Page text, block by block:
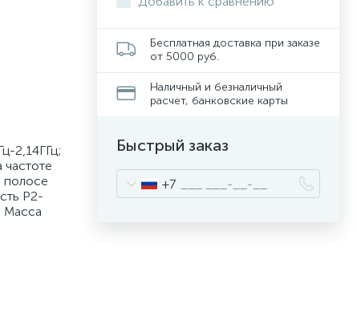
2,14ГГц;
полосе
Р2-
Масса
Бесплатная доставка при заказе
от 5000 руб.
Наличный и безналичный
расчет, банковские карты
Быстрый заказ
+7